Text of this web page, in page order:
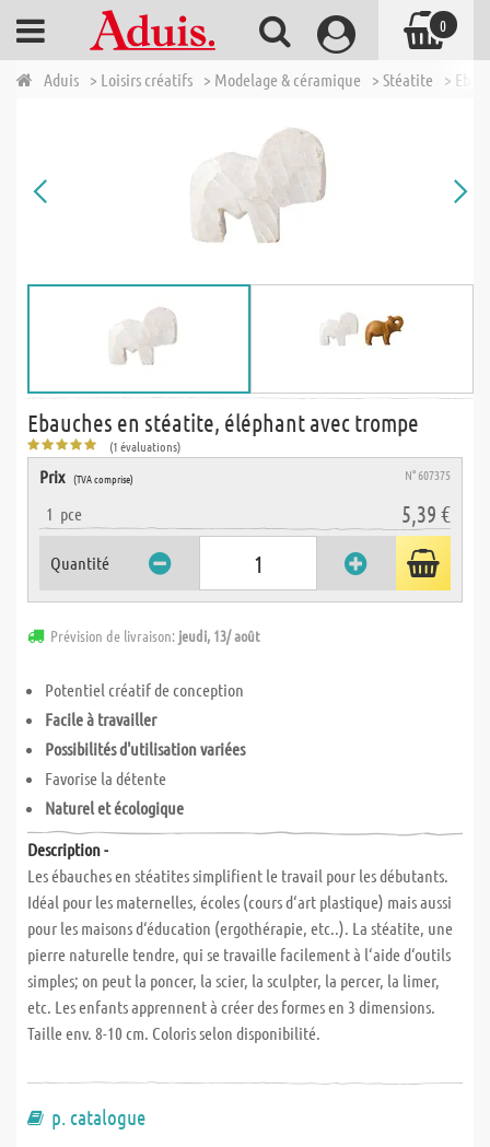
Aduis > Loisirs créatifs > Modelage & céramique > Stéatite >
Ebauches en stéatite, éléphant avec trompe
(1 évaluations)
Prix (TVA comprise) N° 607375
1 pce 5,39 €
Quantité
Prévision de livraison: jeudi, 13/ août
Potentiel créatif de conception
Facile à travailler
Possibilités d'utilisation variées
Favorise la détente
Naturel et écologique
Description -
Les ébauches en stéatites simplifient le travail pour les débutants.
Idéal pour les maternelles, écoles (cours d‘art plastique) mais aussi
pour les maisons d‘éducation (ergothérapie, etc..). La stéatite, une
pierre naturelle tendre, qui se travaille facilement à l‘aide d‘outils
simples; on peut la poncer, la scier, la sculpter, la percer, la limer,
etc. Les enfants apprennent à créer des formes en 3 dimensions.
Taille env. 8-10 cm. Coloris selon disponibilité.
p. catalogue
0